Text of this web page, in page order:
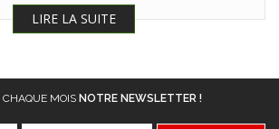
LIRE LA SUITE
CHAQUE MOIS NOTRE NEWSLETTER !